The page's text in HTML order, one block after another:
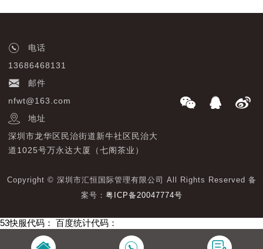
电话
13686468131
邮件
nfwt@163.com
地址
深圳市龙华区民治街道新牛社区民治大
道1025号万永达大厦（七阁茶业）
Copyright © 深圳市汇恒国际管理有限公司 All Rights Reserved 备
案号： 粤ICP备20047774号
53快服代码： 百度统计代码：